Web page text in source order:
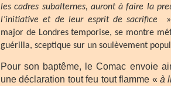
les cadres subalternes, auront à faire la
l’initiative et de leur esprit de sacrifice
major de Londres temporise, se montre
guérilla, sceptique sur un soulèvement
Pour son baptême, le Comac envoie
une déclaration tout feu tout flamme « à